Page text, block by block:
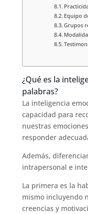
Equipo
Grupos
¿Qué es la
palabras?
La inteligencia
capacidad para
nuestras
responder
Además,
intrapersonal e
La primera es la
mismo incluyendo
creencias y